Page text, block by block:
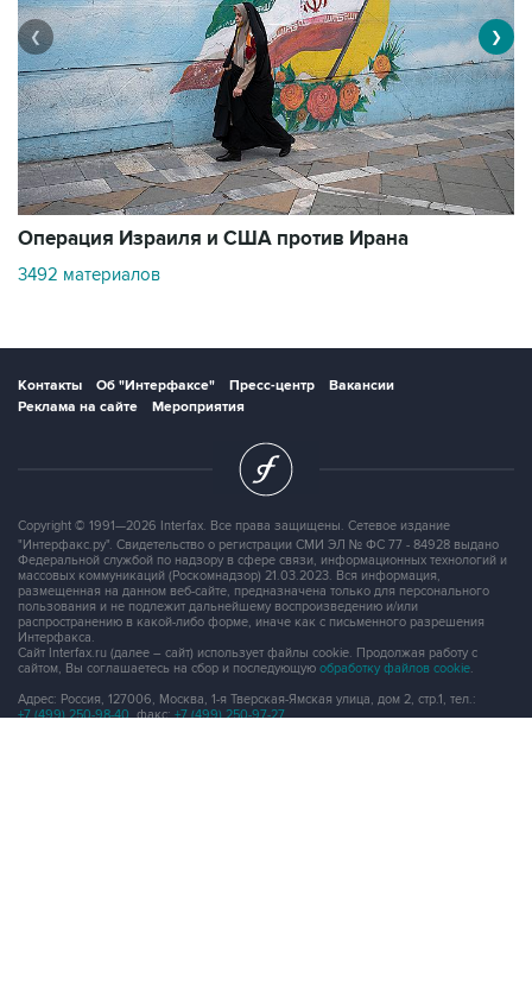
Операция Израиля и США против Ирана
3492 материалов
❮ ❯
Контакты Об "Интерфаксе" Пресс-центр
Вакансии
Реклама на сайте
Мероприятия
Copyright © 1991—2026 Interfax. Все права защищены. Сетевое издание
"Интерфакс.ру". Свидетельство о регистрации СМИ ЭЛ № ФС 77 - 84928 выдано
Федеральной службой по надзору в сфере связи, информационных технологий и
массовых коммуникаций (Роскомнадзор) 21.03.2023. Вся информация,
размещенная на данном веб-сайте, предназначена только для персонального
пользования и не подлежит дальнейшему воспроизведению и/или
распространению в какой-либо форме, иначе как с письменного разрешения
Интерфакса.
Сайт Interfax.ru (далее – сайт) использует файлы cookie. Продолжая работу с
сайтом, Вы соглашаетесь на сбор и последующую обработку файлов cookie
Адрес: Россия, 127006, Москва, 1-я Тверская-Ямская улица, дом 2, стр.1, тел.:
+7 (499) 250-98-40 , факс: +7 (499) 250-97-27